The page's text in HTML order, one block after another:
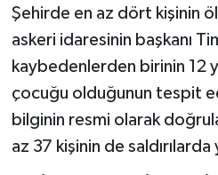
Şehirde en az dört kişinin
askeri idaresinin başkanı
kaybedenlerden birinin 12
çocuğu olduğunun tespit
bilginin resmi olarak
az 37 kişinin de